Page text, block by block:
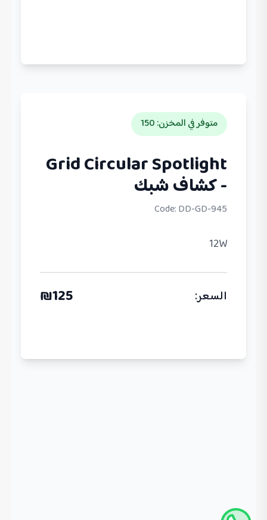
متوفر في المخزن:
150
Grid Circular Spotlight
- كشاف شبك
Code:DD-GD-945
12W
السعر:
₪125